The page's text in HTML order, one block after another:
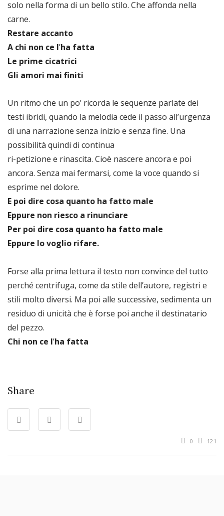
solo nella forma di un bello stilo. Che affonda nella
carne.
Restare accanto
A chi non ce l’ha fatta
Le prime cicatrici
Gli amori mai finiti
Un ritmo che un po’ ricorda le sequenze parlate dei
testi ibridi, quando la melodia cede il passo all’urgenza
di una narrazione senza inizio e senza fine. Una
possibilità quindi di continua
ri-petizione e rinascita. Cioè nascere ancora e poi
ancora. Senza mai fermarsi, come la voce quando si
esprime nel dolore.
E poi dire cosa quanto ha fatto male
Eppure non riesco a rinunciare
Per poi dire cosa quanto ha fatto male
Eppure lo voglio rifare.
Forse alla prima lettura il testo non convince del tutto
perché centrifuga, come da stile dell’autore, registri e
stili molto diversi. Ma poi alle successive, sedimenta un
residuo di unicità che è forse poi anche il destinatario
del pezzo.
Chi non ce l’ha fatta
Share
0 121